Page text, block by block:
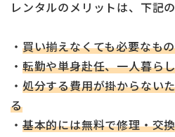
レンタルのメリットは、下記
・ 買い揃えなくても必要なも
・ 転勤や単身赴任、一人暮ら
・ 処分する費用が掛からない
る
・ 基本的には無料で修理・交